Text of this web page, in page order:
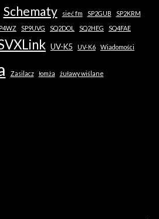
Schematy sieć fm SP2GUB
SP2KRM
SP9UVG SQ2DOL SQ2HEG SQ4FAE
UV-K5 UV-K6 Wiadomości
Zasilacz łomża żuławy wiślane